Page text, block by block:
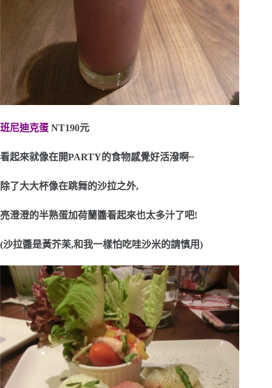
班尼迪克蛋 NT190元
看起來就像在開PARTY的食物感覺好活潑啊~
除了大大杯像在跳舞的沙拉之外,
亮澄澄的半熟蛋加荷蘭醬看起來也太多汁了吧!
(沙拉醬是黃芥苿,和我一樣怕吃哇沙米的請慎用)